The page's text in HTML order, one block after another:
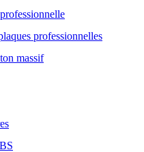
professionnelles
massif